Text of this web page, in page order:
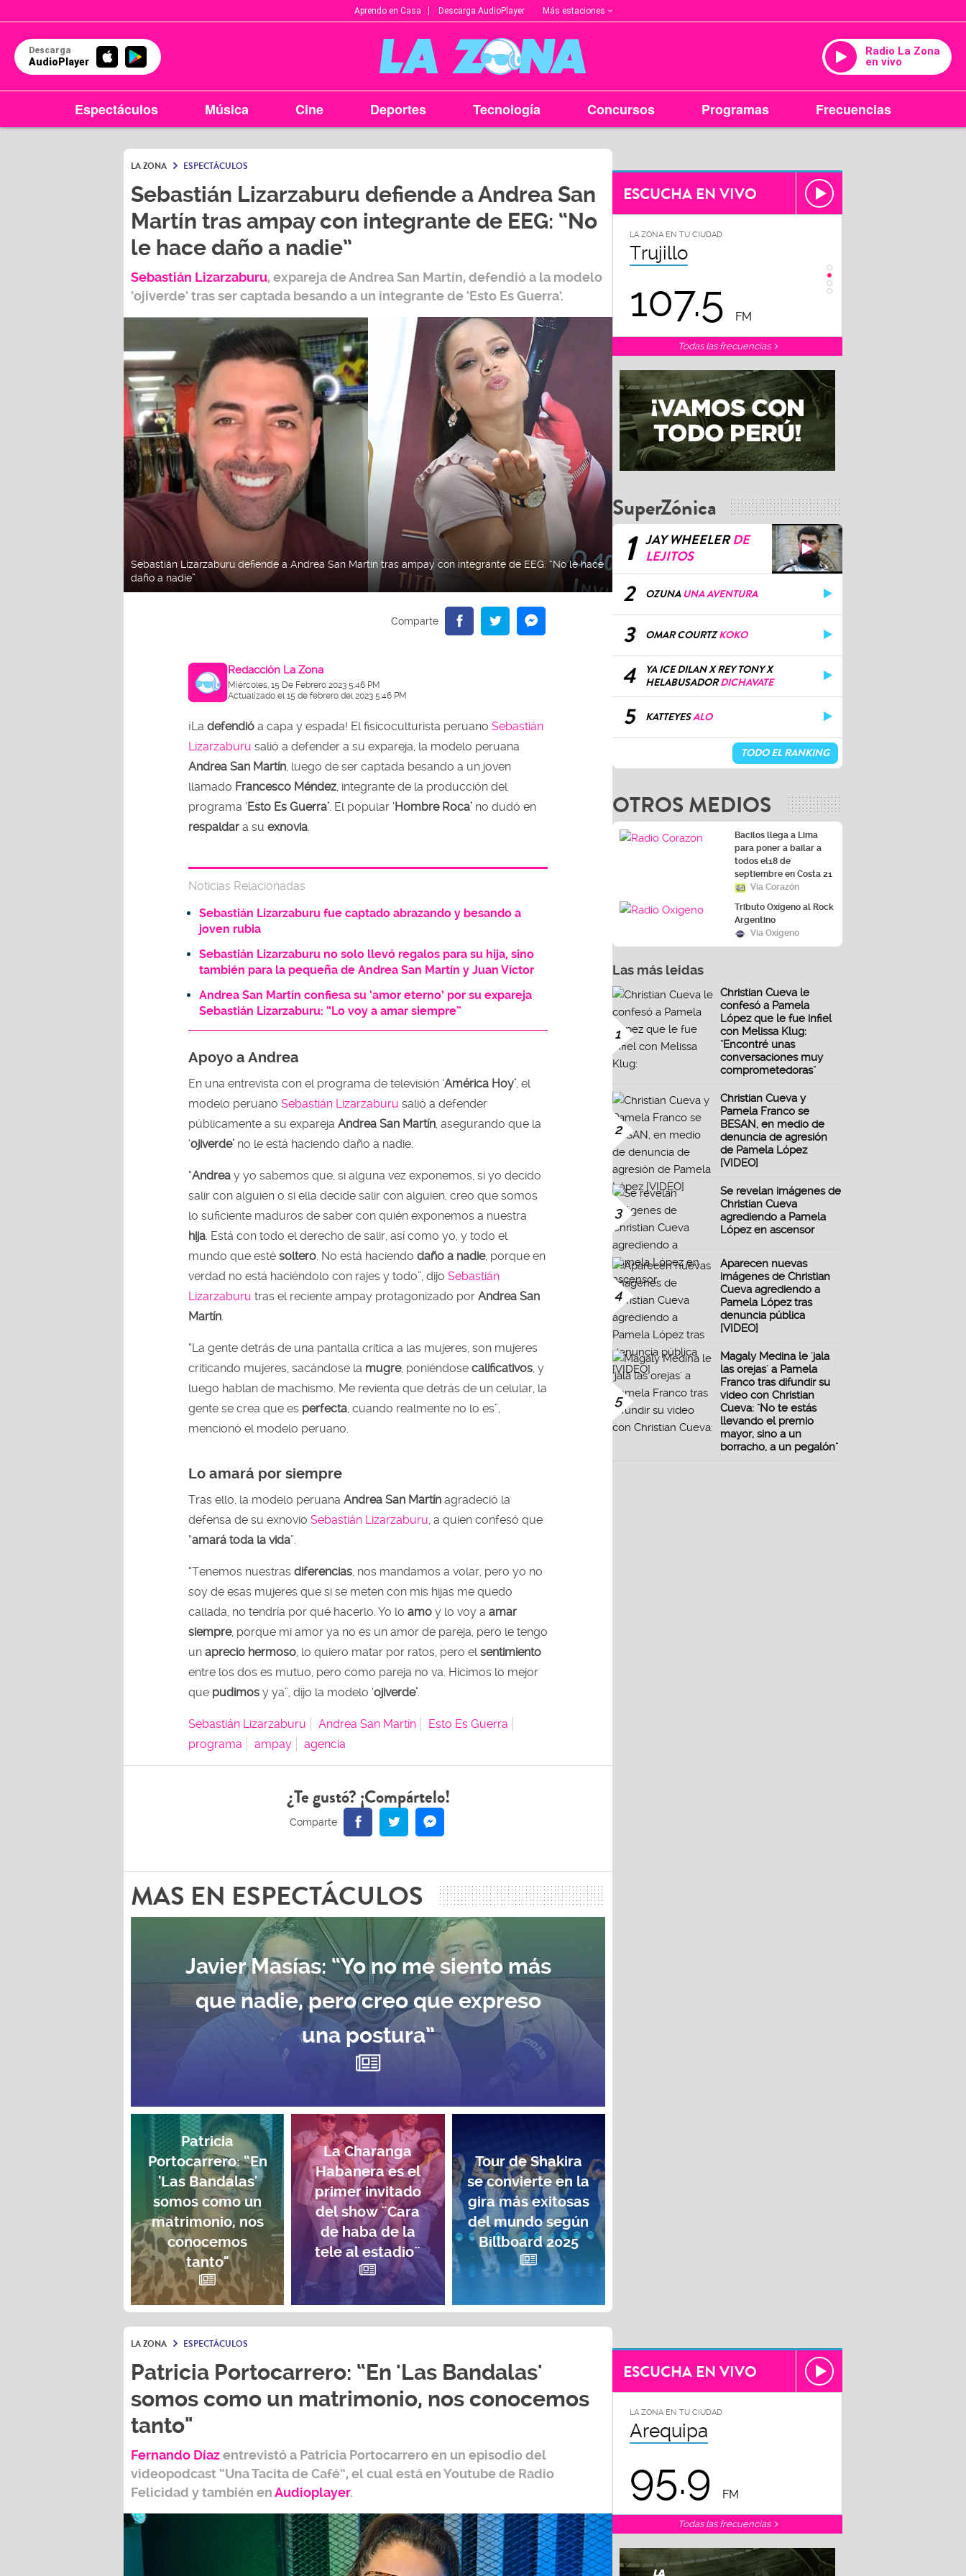
Aprendo en Casa Descarga AudioPlayer Más estaciones
Descarga
AudioPlayer
Radio La Zona
en vivo
Espectáculos Música Cine Deportes Tecnología Concursos Programas Frecuencias
LA ZONA ESPECTÁCULOS
Sebastián Lizarzaburu defiende a Andrea San
Martín tras ampay con integrante de EEG: “No
le hace daño a nadie”
Sebastián Lizarzaburu, expareja deAndrea San Martín, defendió a la modelo
‘ojiverde’tras ser captada besando a un integrantede ‘Esto Es Guerra’.
Sebastián Lizarzaburu defiende a Andrea San Martín tras ampay con integrante de EEG: “No le hace
daño a nadie”
Redacción La Zona
Miércoles, 15 De Febrero 2023 5:46 PM
Actualizado el 15 de febrero del 2023 5:46 PM
¡La defendió a capa y espada! El fisicoculturista peruano Sebastián
Lizarzaburu salió a defender a su expareja, la modelo peruana
Andrea San Martín , luego de ser captada besando a un joven
llamado Francesco Méndez , integrante de la producción del
programa ‘Esto Es Guerra’ . El popular ‘Hombre Roca’ no dudó en
respaldar a su exnovia
Noticias Relacionadas
Sebastián Lizarzaburu fue captado abrazando y besando a
joven rubia
Sebastián Lizarzaburu no solo llevó regalos para su hija, sino
también para la pequeña de Andrea San Martín y Juan Víctor
Andrea San Martín confiesa su ‘amor eterno’ por su expareja
Sebastián Lizarzaburu: “Lo voy a amar siempre”
Apoyo a Andrea
En una entrevista con el programa de televisión ‘América Hoy’ , el
modelo peruano Sebastián Lizarzaburu salió a defender
públicamente a su expareja Andrea San Martín , asegurando que la
‘ojiverde’ no le está haciendo daño a nadie.
“Andrea y yo sabemos que, si alguna vez exponemos, si yo decido
salir con alguien o si ella decide salir con alguien, creo que somos
lo suficiente maduros de saber con quién exponemos a nuestra
hija . Está con todo el derecho de salir, así como yo, y todo el
mundo que esté soltero . No está haciendo daño a nadie, porque en
verdad no está haciéndolo con rajes y todo”, dijo Sebastián
Lizarzaburu tras el reciente ampay protagonizado por Andrea San
Martín
“La gente detrás de una pantalla critica a las mujeres, son mujeres
criticando mujeres, sacándose la mugre, poniéndose calificativos , y
luego hablan de machismo. Me revienta que detrás de un celular, la
gente se crea que es perfecta , cuando realmente no lo es”,
mencionó el modelo peruano.
Lo amará por siempre
Tras ello, la modelo peruana Andrea San Martín agradeció la
defensa de su exnovio Sebastián Lizarzaburu , a quien confesó que
“amará toda la vida”.
“Tenemos nuestras diferencias , nos mandamos a volar, pero yo no
soy de esas mujeres que si se meten con mis hijas me quedo
callada, no tendría por qué hacerlo. Yo lo amo y lo voy a amar
siempre, porque mi amor ya no es un amor de pareja, pero le tengo
un aprecio hermoso , lo quiero matar por ratos, pero el sentimiento
entre los dos es mutuo, pero como pareja no va. Hicimos lo mejor
que pudimos y ya”, dijo la modelo ‘ojiverde’
Sebastián Lizarzaburu Andrea San Martín
Esto Es Guerra
programa
ampay agencia
¿Te gustó? ¡Compártelo!
MAS EN ESPECTÁCULOS
Javier Masías: “Yo no me siento más
que nadie, pero creo que expreso
una postura”
Patricia
Portocarrero: “En
'Las Bandalas'
somos como un
matrimonio, nos
conocemos
tanto"
La Charanga
Habanera es el
primer invitado
del show ¨Cara
de haba de la
tele al estadio¨
Tour de Shakira
se convierte en la
gira más exitosas
del mundo según
Billboard 2025
ESCUCHA EN VIVO
95.9 FM
LA ZONA EN TU CIUDAD
Trujillo
107.5 FM 102.3
Todas las frecuencias
SuperZónica
1 JAY WHEELERDE
LEJITOS
2 OZUNA UNA AVENTURA
3 OMAR COURTZKOKO
4
YA ICE DILAN X REY TONY X
HELABUSADORDICHAVATE
5 KATTEYESALO
TODO EL RANKING
OTROS MEDIOS
Bacilos llega a Lima
para poner a bailar a
todos el18 de
septiembre en Costa 21
Vía Corazón
Tributo Oxígeno al Rock
Argentino
Vía Oxígeno
Las más leidas
1
Christian Cueva le
confesó a Pamela
López que le fue infiel
con Melissa Klug:
"Encontré unas
conversaciones muy
comprometedoras"
2
Christian Cueva y
Pamela Franco se
BESAN, en medio de
denuncia de agresión
de Pamela López
[VIDEO]
3
Se revelan imágenes de
Christian Cueva
agrediendo a Pamela
López en ascensor
4
Aparecen nuevas
imágenes de Christian
Cueva agrediendo a
Pamela López tras
denuncia pública
[VIDEO]
5
Magaly Medina le 'jala
las orejas' a Pamela
Franco tras difundir su
video con Christian
Cueva: "No te estás
llevando el premio
mayor, sino a un
borracho, a un pegalón"
LA ZONA ESPECTÁCULOS
Patricia Portocarrero: “En 'Las Bandalas'
somos como un matrimonio, nos conocemos
tanto"
Fernando Díazentrevistó a Patricia Portocarreroen un episodio del
videopodcast “Una Tacita de Café”, el cual está en Youtube de Radio
Felicidad y también enAudioplayer.
ESCUCHA EN VIVO
LA ZONA EN TU CIUDAD
Arequipa
95.9 FM
Todas las frecuencias